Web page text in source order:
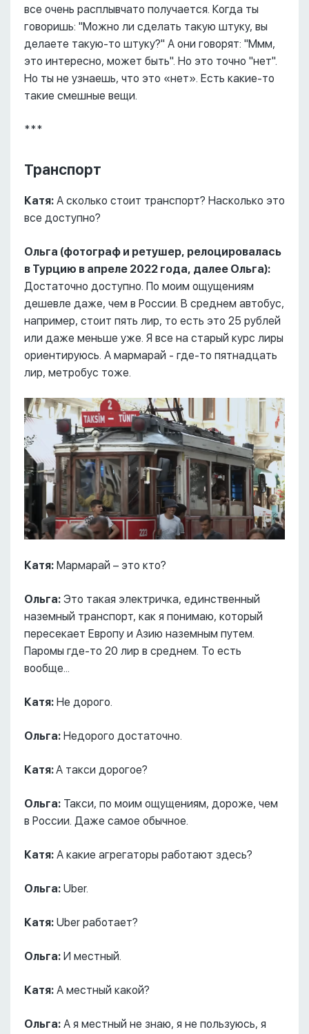
все очень расплывчато получается. Когда ты
говоришь: "Можно ли сделать такую штуку, вы
делаете такую-то штуку?" А они говорят: "Ммм,
это интересно, может быть". Но это точно "нет".
Но ты не узнаешь, что это «нет». Есть какие-то
такие смешные вещи.
***
Транспорт
Катя: А сколько стоит транспорт? Насколько это
все доступно?
Ольга (фотограф и ретушер, релоцировалась
в Турцию в апреле 2022 года, далее Ольга):
Достаточно доступно. По моим ощущениям
дешевле даже, чем в России. В среднем автобус,
например, стоит пять лир, то есть это 25 рублей
или даже меньше уже. Я все на старый курс лиры
ориентируюсь. А мармарай - где-то пятнадцать
лир, метробус тоже.
Катя: Мармарай – это кто?
Ольга: Это такая электричка, единственный
наземный транспорт, как я понимаю, который
пересекает Европу и Азию наземным путем.
Паромы где-то 20 лир в среднем. То есть
вообще...
Катя: Не дорого.
Ольга: Недорого достаточно.
Катя:А такси дорогое?
Ольга: Такси, по моим ощущениям, дороже, чем
в России. Даже самое обычное.
Катя: А какие агрегаторы работают здесь?
Ольга: Uber.
Катя: Uber работает?
Ольга: И местный.
Катя: А местный какой?
Ольга: А я местный не знаю, я не пользуюсь, я